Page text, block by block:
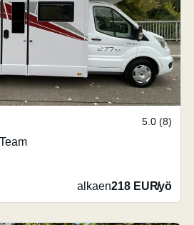
5.0 (8)
alkaen218 EUR/yö